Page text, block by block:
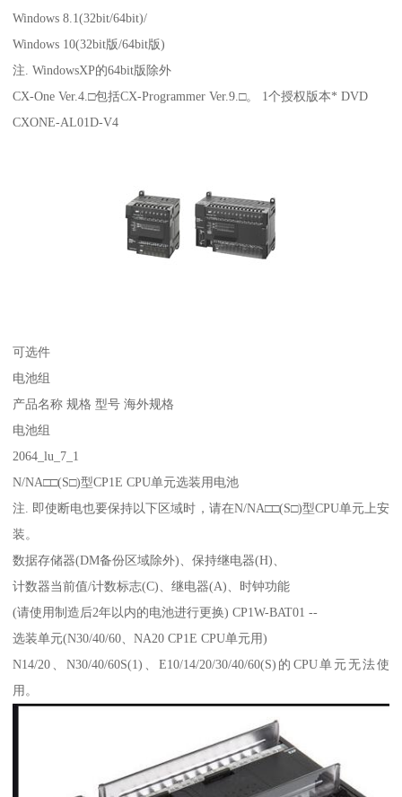
Windows 8.1(32bit/64bit)/
Windows 10(32bit版/64bit版)
注. WindowsXP的64bit版除外
CX-One Ver.4.□包括CX-Programmer Ver.9.□。 1个授权版本* DVD
CXONE-AL01D-V4
可选件
电池组
产品名称 规格 型号 海外规格
电池组
2064_lu_7_1
N/NA□□(S□)型CP1E CPU单元选装用电池
注. 即使断电也要保持以下区域时，请在N/NA□□(S□)型CPU单元上安
装。
数据存储器(DM备份区域除外)、保持继电器(H)、
计数器当前值/计数标志(C)、继电器(A)、时钟功能
(请使用制造后2年以内的电池进行更换) CP1W-BAT01 --
选装单元(N30/40/60、NA20 CP1E CPU单元用)
N14/20、N30/40/60S(1)、E10/14/20/30/40/60(S)的CPU单元无法使
用。